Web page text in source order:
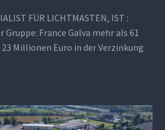
FÜR LICHTMASTEN, IST :
France Galva mehr als 61
Millionen Euro in der Verzinkung